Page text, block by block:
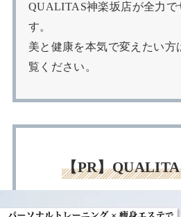
QUALITAS神楽坂店が全力で
す。
美と健康を本気で変えたい方
覧ください。
【PR】